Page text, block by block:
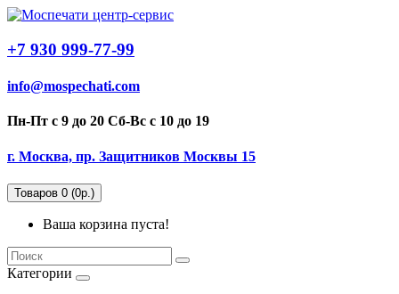
+7 930 999-77-99
info@mospechati.com
Пн-Пт с 9 до 20 Сб-Вс с 10 до 19
г. Москва, пр. Защитников Москвы 15
Товаров 0 (0р.)
Ваша корзина пуста!
Категории